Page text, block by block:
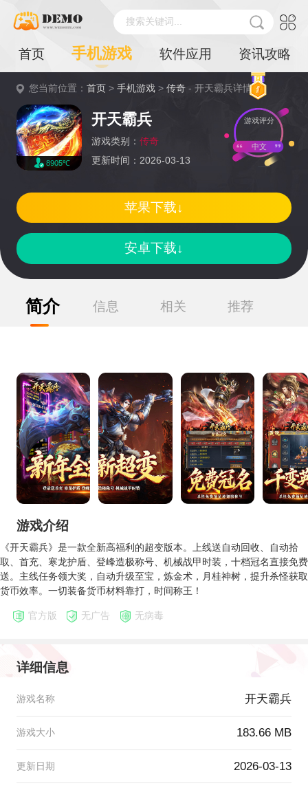
搜索关键词...
首页 手机游戏 软件应用 资讯攻略
您当前位置：首页 >手机游戏 >传奇 - 开天霸兵详情
8905℃
开天霸兵
游戏类别： 传奇
更新时间：2026-03-13
游戏评分
中文
安卓下载↓
苹果下载↓
简介 信息 相关 推荐
游戏介绍
《开天霸兵》是一款全新高福利的超变版本。上线送自动回收、自动拾
取、首充、寒龙护盾、登峰造极称号、机械战甲时装，十档冠名直接免费
送。主线任务领大奖，自动升级至宝，炼金术，月桂神树，提升杀怪获取
货币效率。一切装备货币材料靠打，时间称王！
官方版 无广告 无病毒
详细信息
游戏名称 开天霸兵
游戏大小 183.66 MB
更新日期 2026-03-13